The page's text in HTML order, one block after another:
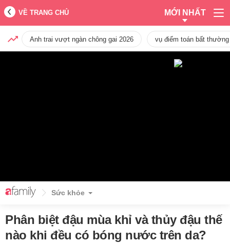
VỀ TRANG CHỦ MỚI NHẤT
Anh trai vượt ngàn chông gai 2026 vụ điểm toán bất
Sức khỏe
Phân biệt đậu mùa khỉ và thủy đậu thế
nào khi đều có bóng nước trên da?